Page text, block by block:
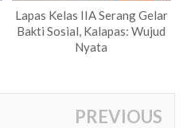
Lapas Kelas IIA Serang Gelar
Bakti Sosial, Kalapas: Wujud
Nyata
PREVIOUS